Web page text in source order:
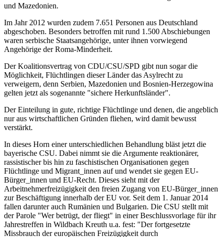
und Mazedonien.
Im Jahr 2012 wurden zudem 7.651 Personen aus Deutschland
abgeschoben. Besonders betroffen mit rund 1.500 Abschiebungen
waren serbische Staatsangehörige, unter ihnen vorwiegend
Angehörige der Roma-Minderheit.
Der Koalitionsvertrag von CDU/CSU/SPD gibt nun sogar die
Möglichkeit, Flüchtlingen dieser Länder das Asylrecht zu
verweigern, denn Serbien, Mazedonien und Bosnien-Herzegowina
gelten jetzt als sogenannte "sichere Herkunftsländer".
Der Einteilung in gute, richtige Flüchtlinge und denen, die angeblich
nur aus wirtschaftlichen Gründen fliehen, wird damit bewusst
verstärkt.
In dieses Horn einer unterschiedlichen Behandlung bläst jetzt die
bayerische CSU. Dabei nimmt sie die Argumente reaktionärer,
rassistischer bis hin zu faschistischen Organisationen gegen
Flüchtlinge und Migrant_innen auf und wendet sie gegen EU-
Bürger_innen und EU-Recht. Dieses sieht mit der
Arbeitnehmerfreizügigkeit den freien Zugang von EU-Bürger_innen
zur Beschäftigung innerhalb der EU vor. Seit dem 1. Januar 2014
fallen darunter auch Rumänien und Bulgarien. Die CSU stellt mit
der Parole "Wer betrügt, der fliegt" in einer Beschlussvorlage für ihr
Jahrestreffen in Wildbach Kreuth u.a. fest: "Der fortgesetzte
Missbrauch der europäischen Freizügigkeit durch